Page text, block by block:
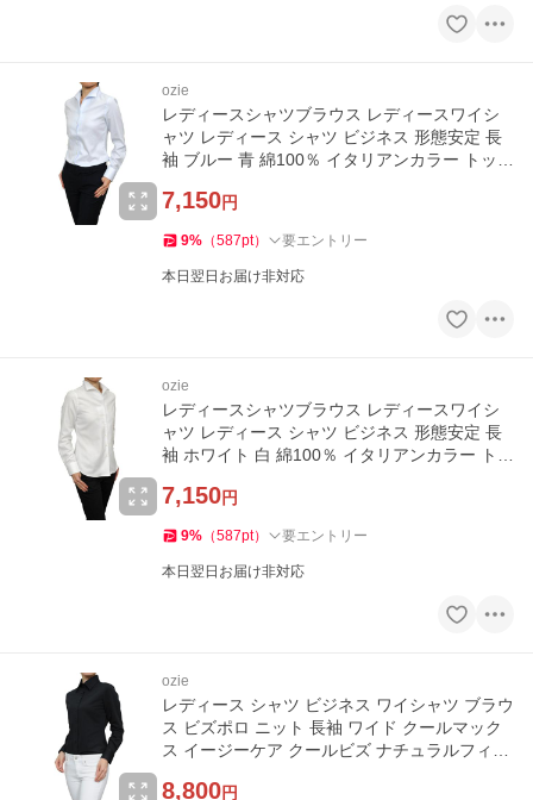
ozie
レディースシャツブラウス レディースワイシ
ャツ レディース シャツ ビジネス 形態安定 長
袖 ブルー 青 綿100％ イタリアンカラー トップ
7,150円
9% （587pt） 要エントリー
本日翌日お届け非対応
ozie
レディースシャツブラウス レディースワイシ
ャツ レディース シャツ ビジネス 形態安定 長
袖 ホワイト 白 綿100％ イタリアンカラー トッ
7,150円
9% （587pt） 要エントリー
本日翌日お届け非対応
ozie
レディース シャツ ビジネス ワイシャツ ブラウ
ス ビズポロ ニット 長袖 ワイド クールマック
ス イージーケア クールビズ ナチュラルフィッ
8,800円